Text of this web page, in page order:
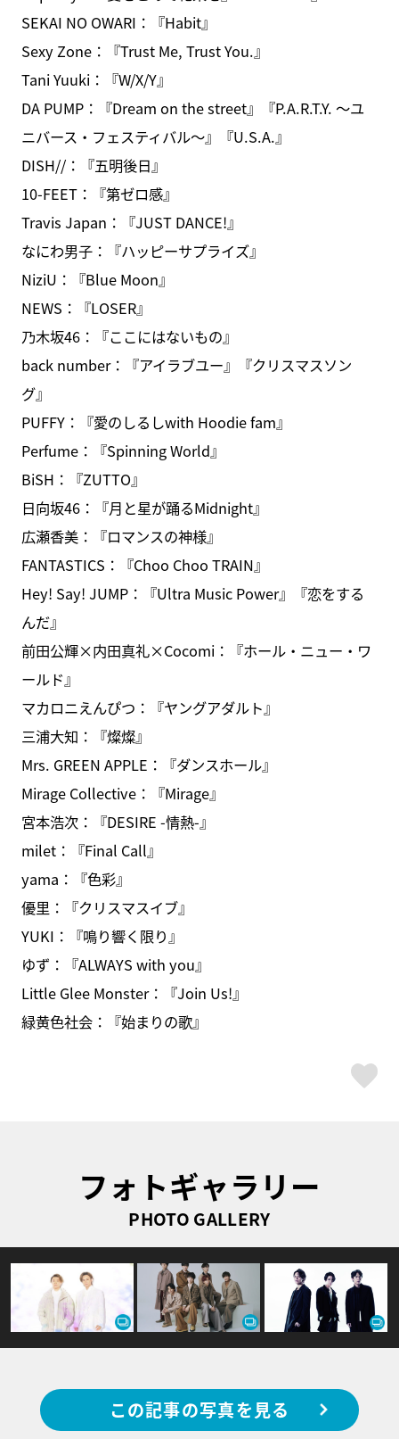
SEKAI NO OWARI：『Habit』
Sexy Zone：『Trust Me, Trust You.』
Tani Yuuki：『W/X/Y』
DA PUMP：『Dream on the street』『P.A.R.T.Y. ～ユ
ニバース・フェスティバル～』『U.S.A.』
DISH//：『五明後日』
10-FEET：『第ゼロ感』
Travis Japan：『JUST DANCE!』
なにわ男子：『ハッピーサプライズ』
NiziU：『Blue Moon』
NEWS：『LOSER』
乃木坂46：『ここにはないもの』
back number：『アイラブユー』『クリスマスソン
グ』
PUFFY：『愛のしるしwith Hoodie fam』
Perfume：『Spinning World』
BiSH：『ZUTTO』
日向坂46：『月と星が踊るMidnight』
広瀬香美：『ロマンスの神様』
FANTASTICS：『Choo Choo TRAIN』
Hey! Say! JUMP：『Ultra Music Power』『恋をする
んだ』
前田公輝×内田真礼×Cocomi：『ホール・ニュー・ワ
ールド』
マカロニえんぴつ：『ヤングアダルト』
三浦大知：『燦燦』
Mrs. GREEN APPLE：『ダンスホール』
Mirage Collective：『Mirage』
宮本浩次：『DESIRE -情熱-』
milet：『Final Call』
yama：『色彩』
優里：『クリスマスイブ』
YUKI：『鳴り響く限り』
ゆず：『ALWAYS with you』
Little Glee Monster：『Join Us!』
緑黄色社会：『始まりの歌』
フォトギャラリー
PHOTO GALLERY
この記事の写真を見る